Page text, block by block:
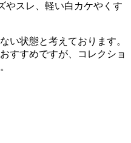
やスレ、軽い白カケやくす
い状態と考えております。
すすめですが、コレクショ